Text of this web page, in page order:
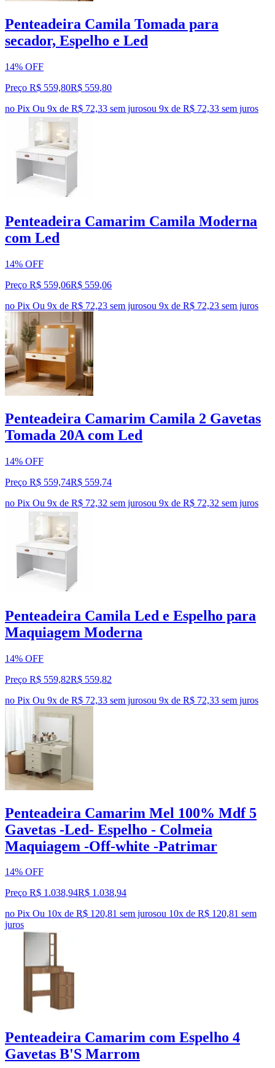
Penteadeira Camila Tomada para
secador, Espelho e Led
14% OFF
Preço R$ 559,80R$ 559,80
no Pix Ou 9x de R$ 72,33 sem jurosou 9x de R$ 72,33 sem juros
Penteadeira Camarim Camila Moderna
com Led
14% OFF
Preço R$ 559,06R$ 559,06
no Pix Ou 9x de R$ 72,23 sem jurosou 9x de R$ 72,23 sem juros
Penteadeira Camarim Camila 2 Gavetas
Tomada 20A com Led
14% OFF
Preço R$ 559,74R$ 559,74
no Pix Ou 9x de R$ 72,32 sem jurosou 9x de R$ 72,32 sem juros
Penteadeira Camila Led e Espelho para
Maquiagem Moderna
14% OFF
Preço R$ 559,82R$ 559,82
no Pix Ou 9x de R$ 72,33 sem jurosou 9x de R$ 72,33 sem juros
Penteadeira Camarim Mel 100% Mdf 5
Gavetas -Led- Espelho - Colmeia
Maquiagem -Off-white -Patrimar
14% OFF
Preço R$ 1.038,94R$ 1.038,94
no Pix Ou 10x de R$ 120,81 sem jurosou 10x de R$ 120,81 sem
juros
Penteadeira Camarim com Espelho 4
Gavetas B'S Marrom